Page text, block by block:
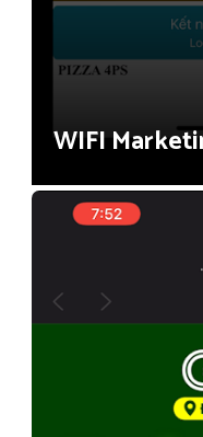
WIFI
Shopping Mall